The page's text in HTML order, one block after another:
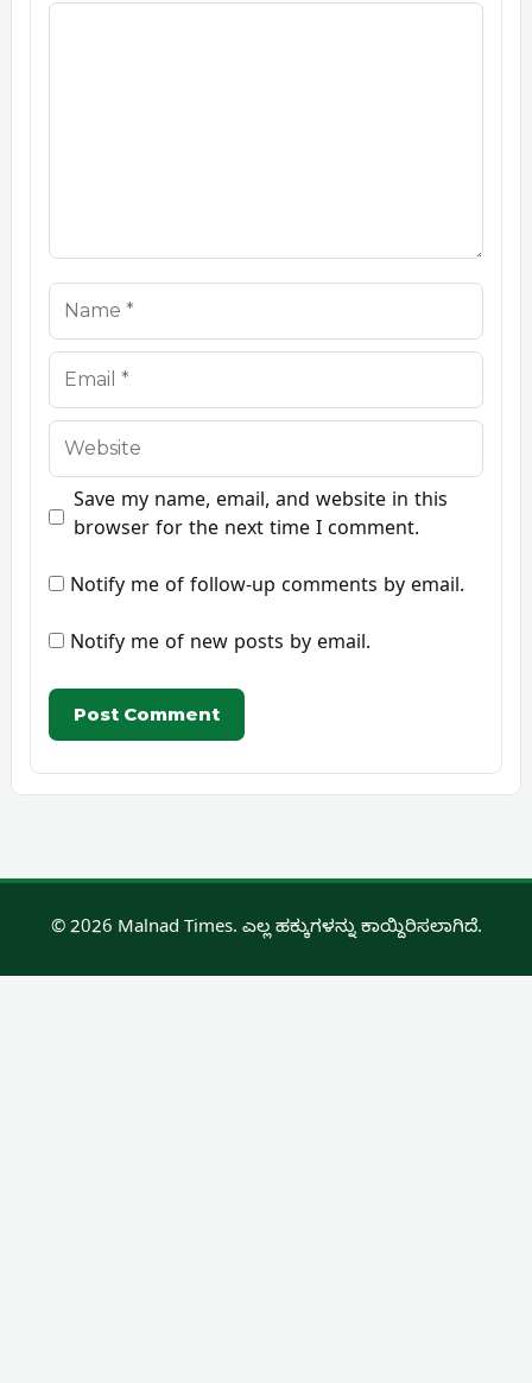
Comment
Name
Email
Website
Save my name, email, and website in this
browser for the next time I comment.
Notify me of follow-up comments by email.
Notify me of new posts by email.
© 2026 Malnad Times. ಎಲ್ಲ ಹಕ್ಕುಗಳನ್ನು ಕಾಯ್ದಿರಿಸಲಾಗಿದೆ.